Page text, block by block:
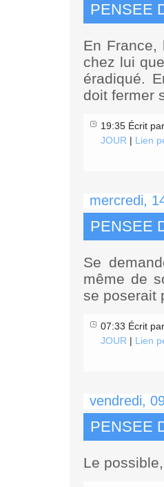
PENSEE
En France,
chez lui
éradiqué.
doit fermer
19:35 Écrit
JOUR | Lien
mercredi,
PENSEE
Se
même de
se poserait
07:33 Écrit
JOUR | Lien
vendredi,
PENSEE
Le